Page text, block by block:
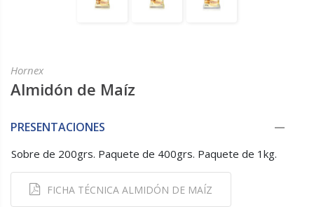
Hornex
Almidón de Maíz
PRESENTACIONES
Sobre de 200grs. Paquete de 400grs. Paquete de 1kg.
FICHA TÉCNICA ALMIDÓN DE MAÍZ